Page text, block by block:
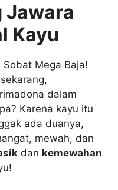
Jawara
Kayu
Mega Baja!
dalam
Karena kayu itu
ada duanya,
mewah, dan
dan kemewahan